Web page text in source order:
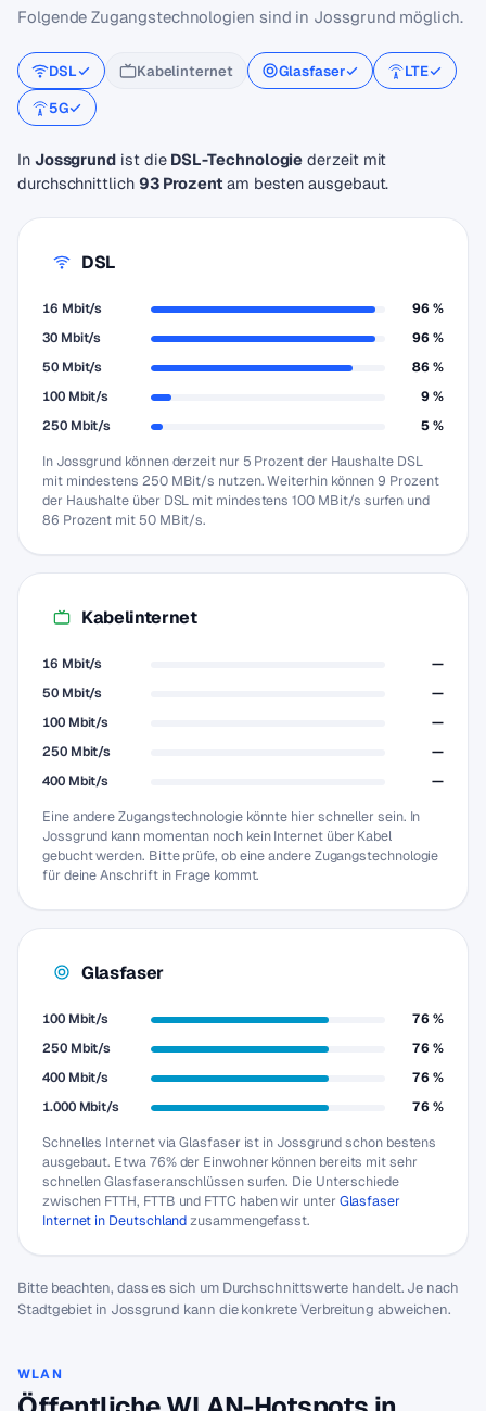
Folgende Zugangstechnologien sind in Jossgrund möglich.
DSL Kabelinternet Glasfaser
LTE
5G
In Jossgrund ist die DSL-Technologie derzeit mit
durchschnittlich 93 Prozentam besten ausgebaut.
DSL
16 Mbit/s
96 %
30 Mbit/s
96 %
50 Mbit/s
86 %
100 Mbit/s
9 %
250 Mbit/s
5 %
In Jossgrund können derzeit nur 5 Prozent der Haushalte DSL
mit mindestens 250 MBit/s nutzen. Weiterhin können 9 Prozent
der Haushalte über DSL mit mindestens 100 MBit/s surfen und
86 Prozent mit 50 MBit/s.
Kabelinternet
16 Mbit/s
—
50 Mbit/s
—
100 Mbit/s
—
250 Mbit/s
—
400 Mbit/s
—
Eine andere Zugangstechnologie könnte hier schneller sein. In
Jossgrund kann momentan noch kein Internet über Kabel
gebucht werden. Bitte prüfe, ob eine andere Zugangstechnologie
für deine Anschrift in Frage kommt.
Glasfaser
100 Mbit/s
76 %
250 Mbit/s
76 %
400 Mbit/s
76 %
1.000 Mbit/s
76 %
Schnelles Internet via Glasfaser ist in Jossgrund schon bestens
ausgebaut. Etwa 76% der Einwohner können bereits mit sehr
schnellen Glasfaseranschlüssen surfen. Die Unterschiede
zwischen FTTH, FTTB und FTTC haben wir unter Glasfaser
Internet in Deutschlandzusammengefasst.
Bitte beachten, dass es sich um Durchschnittswerte handelt. Je nach
Stadtgebiet in Jossgrund kann die konkrete Verbreitung abweichen.
WLAN